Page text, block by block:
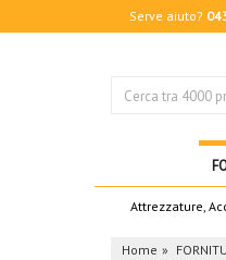
Serve aiuto?
Attrezzature,
Home